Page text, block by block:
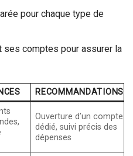
pour chaque type de
ses comptes pour assurer la
RECOMMANDATIONS
Ouverture d’un compte
dédié, suivi précis des
dépenses